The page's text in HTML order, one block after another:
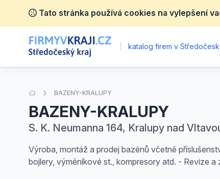
Tato stránka používá cookies na vylepšení
katalog firem v
Úvodní stránka
BAZENY-KRALUPY
BAZENY-KRALUPY
S. K. Neumanna 164, Kralupy nad
Výroba, montáž a prodej bazénů včetně
bojlery, výměníkové st., kompresory atd. - Revize